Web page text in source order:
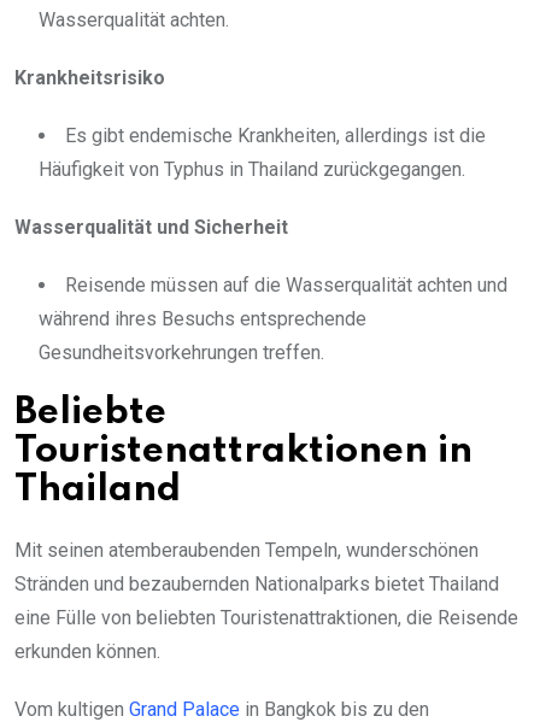
Wasserqualität achten.
Krankheitsrisiko
Es gibt endemische Krankheiten, allerdings ist die
Häufigkeit von Typhus in Thailand zurückgegangen.
Wasserqualität und Sicherheit
Reisende müssen auf die Wasserqualität achten und
während ihres Besuchs entsprechende
Gesundheitsvorkehrungen treffen.
Beliebte
Touristenattraktionen in
Thailand
Mit seinen atemberaubenden Tempeln, wunderschönen
Stränden und bezaubernden Nationalparks bietet Thailand
eine Fülle von beliebten Touristenattraktionen, die Reisende
erkunden können.
Vom kultigen Grand Palace in Bangkok bis zu den